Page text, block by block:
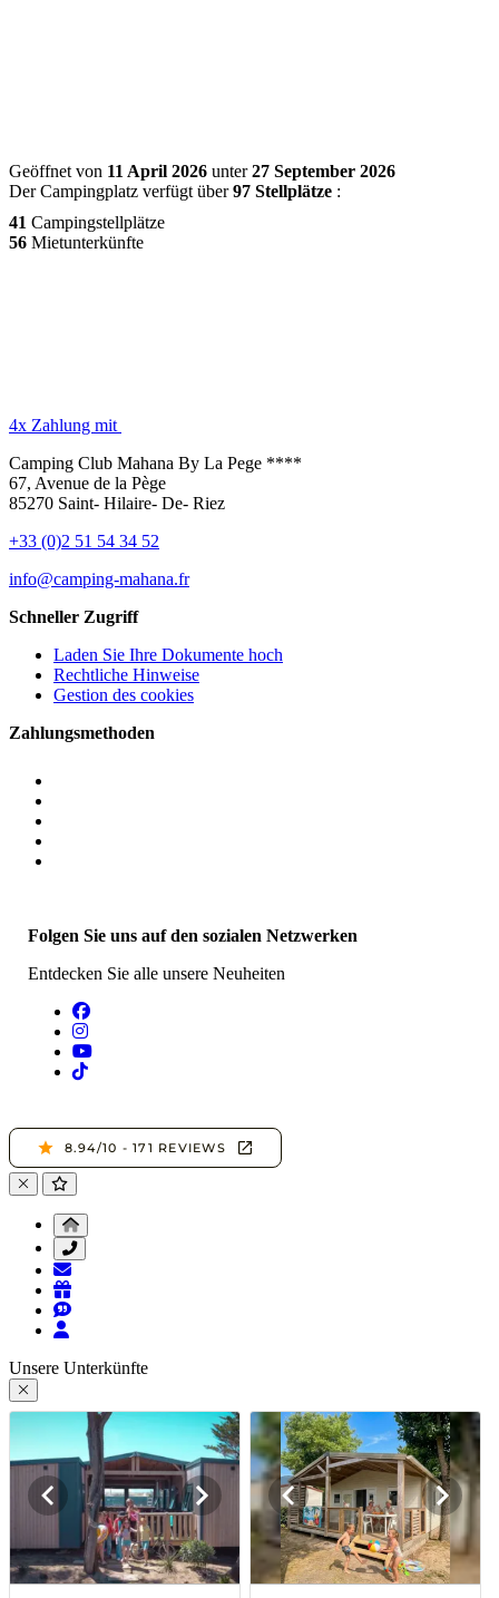
Geöffnet von 11 April 2026 unter27 September 2026
Der Campingplatz verfügt über97 Stellplätze :
41 Campingstellplätze
56 Mietunterkünfte
4x Zahlung mit
Camping Club Mahana By La Pege ****
67, Avenue de la Pège
85270 Saint- Hilaire- De- Riez
+33 (0)2 51 54 34 52
info@camping-mahana.fr
Schneller Zugriff
Laden Sie Ihre Dokumente hoch
Rechtliche Hinweise
Gestion des cookies
Zahlungsmethoden
Folgen Sie uns auf den sozialen Netzwerken
Entdecken Sie alle unsere Neuheiten
Unsere Unterkünfte